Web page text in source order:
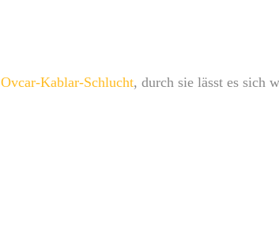
Ovcar-Kablar-Schlucht, durch sie lässt es sich